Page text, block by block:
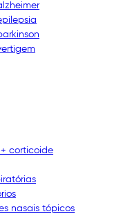
corticoide
nasais tópicos